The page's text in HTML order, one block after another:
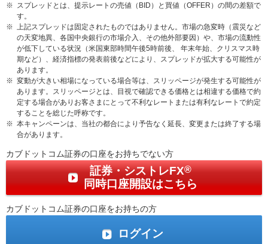
※
スプレッドとは、提示レートの売値（BID）と買値（OFFER）の間の差額で
す。
※
上記スプレッドは固定されたものではありません。市場の急変時（震災など
の天変地異、各国中央銀行の市場介入、その他外部要因）や、市場の流動性
が低下している状況（米国東部時間午後5時前後、 年末年始、クリスマス時
期など）、経済指標の発表前後などにより、スプレッドが拡大する可能性が
あります。
※ 変動が大きい相場になっている場合等は、スリッページが発生する可能性が
あります。スリッページとは、目視で確認できる価格とは相違する価格で約
定する場合がありお客さまにとって不利なレートまたは有利なレートで約定
することを総じた呼称です。
※ 本キャンペーンは、当社の都合により予告なく延長、変更または終了する場
合があります。
カブドットコム証券の口座をお持ちでない方
証券・シストレFX®
同時口座開設はこちら
カブドットコム証券の口座をお持ちの方
ログイン